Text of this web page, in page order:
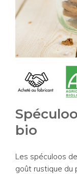
bio
Les spéculoos
goût rustique du